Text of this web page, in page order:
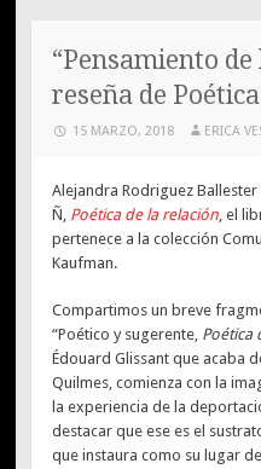
“Pensamiento
reseña de
15 MARZO, 2018 ERICA
Alejandra Rodriguez Ballester
Ñ, Poética de la relación , el
pertenece a la colección
Kaufman.
Compartimos un breve
“Poético y sugerente, Poética
Édouard Glissant que acaba
Quilmes, comienza con la
la experiencia de la
destacar que ese es el
que instaura como su lugar